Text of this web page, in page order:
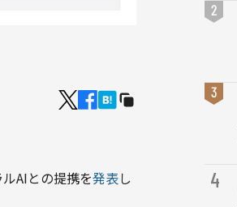
AIとの提携を発表し
4